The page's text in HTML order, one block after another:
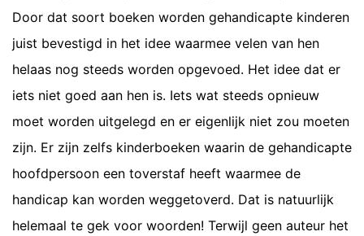
Door dat soort boeken worden gehandicapte kinderen
juist bevestigd in het idee waarmee velen van hen
helaas nog steeds worden opgevoed. Het idee dat er
iets niet goed aan hen is. Iets wat steeds opnieuw
moet worden uitgelegd en er eigenlijk niet zou moeten
zijn. Er zijn zelfs kinderboeken waarin de gehandicapte
hoofdpersoon een toverstaf heeft waarmee de
handicap kan worden weggetoverd. Dat is natuurlijk
helemaal te gek voor woorden! Terwijl geen auteur het